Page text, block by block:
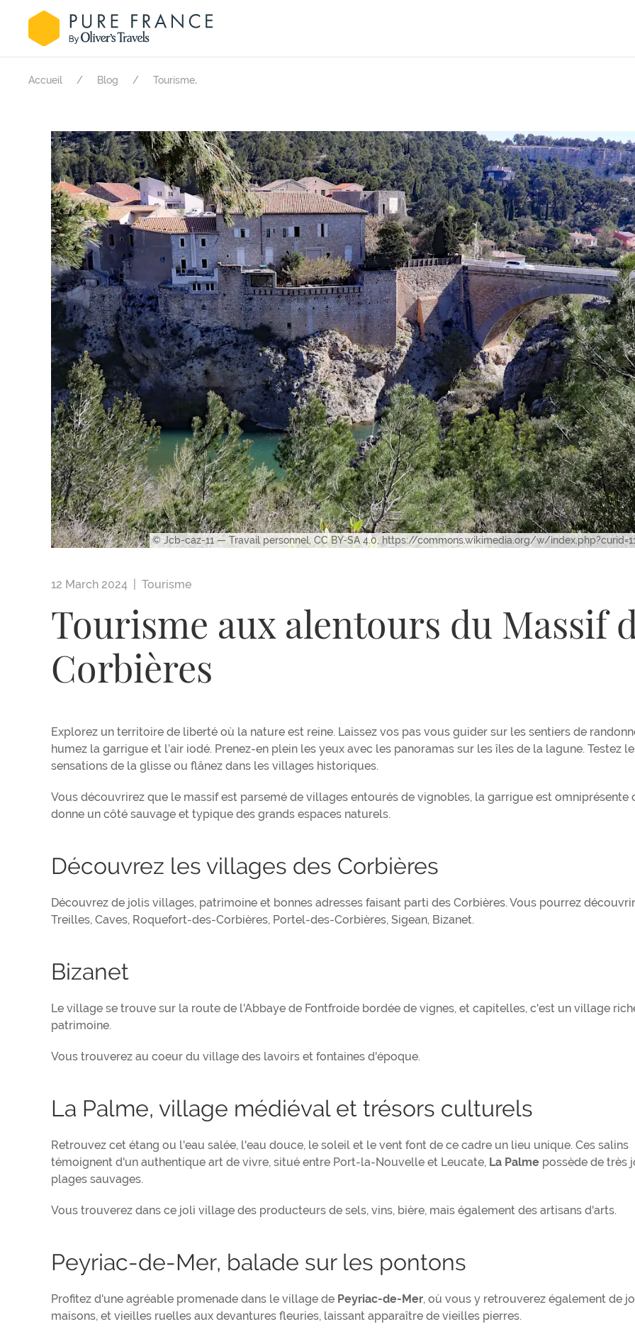
Accueil Blog Tourisme.
© Jcb-caz-11 — Travail personnel, CC BY-SA 4.0, https://commons.wikimedia.org/w/
12 March 2024 | Tourisme
Tourisme aux alentours du Massif
Corbières
Explorez un territoire de liberté où la nature est reine. Laissez vos pas vous guider sur les sentiers de
humez la garrigue et l’air iodé. Prenez-en plein les yeux avec les panoramas sur les îles de la lagune. Testez
sensations de la glisse ou flânez dans les villages historiques.
Vous découvrirez que le massif est parsemé de villages entourés de vignobles, la garrigue est omniprésente
donne un côté sauvage et typique des grands espaces naturels.
Découvrez les villages des Corbières
Découvrez de jolis villages, patrimoine et bonnes adresses faisant parti des Corbières. Vous pourrez découvrir
Treilles, Caves, Roquefort-des-Corbières, Portel-des-Corbières, Sigean, Bizanet.
Bizanet
Le village se trouve sur la route de l'Abbaye de Fontfroide bordée de vignes, et capitelles, c'est un village
patrimoine.
Vous trouverez au coeur du village des lavoirs et fontaines d'époque.
La Palme, village médiéval et trésors culturels
Retrouvez cet étang ou l'eau salée, l'eau douce, le soleil et le vent font de ce cadre un lieu unique. Ces salins
témoignent d'un authentique art de vivre, situé entre Port-la-Nouvelle et Leucate, La Palme possède de très
plages sauvages.
Vous trouverez dans ce joli village des producteurs de sels, vins, bière, mais également des artisans d'arts.
Peyriac-de-Mer, balade sur les pontons
Profitez d'une agréable promenade dans le village de Peyriac-de-Mer, où vous y retrouverez également de
maisons, et vieilles ruelles aux devantures fleuries, laissant apparaître de vieilles pierres.